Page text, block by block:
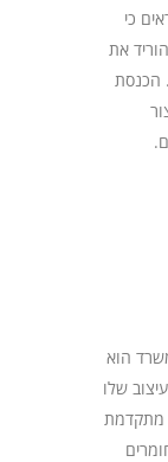
כי
את
הכנסת
הוא
שלו
מתקדמת